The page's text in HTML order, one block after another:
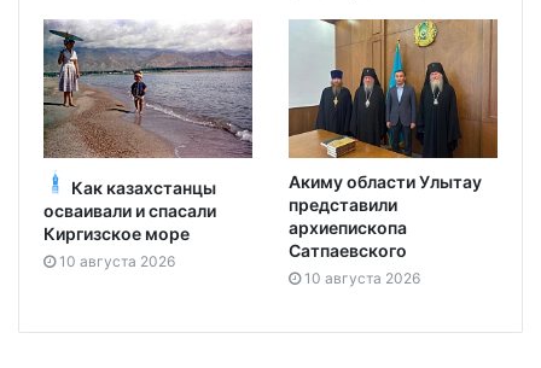
Как казахстанцы
осваивали и спасали
Киргизское море
10 августа 2026
Акиму области Улытау
представили
архиепископа
Сатпаевского
10 августа 2026